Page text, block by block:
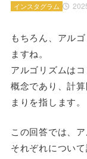
インスタグラム
もちろん、アル
ますね。
アルゴリズムは
概念であり、計
まりを指します。
この回答では、
それぞれについて